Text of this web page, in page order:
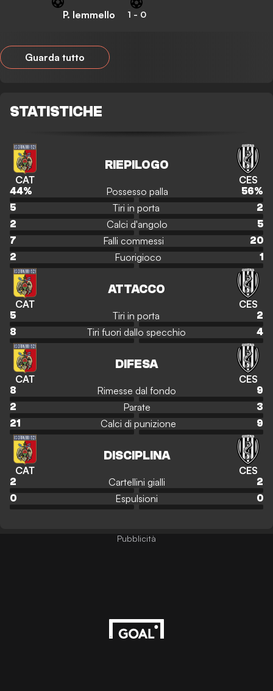
P. Iemmello 1 - 0
Guarda tutto
STATISTICHE
CAT
RIEPILOGO
CES
44% Possesso palla 56%
5
Tiri in porta
2
2
Calci d'angolo
5
7
Falli commessi
20
2
Fuorigioco 1
CAT
ATTACCO
CES
5 Tiri in porta
2
8
Tiri fuori dallo specchio 4
CAT
DIFESA
CES
8 Rimesse dal fondo
9
2
Parate
3
21
Calci di punizione 9
CAT
DISCIPLINA
CES
2 Cartellini gialli
2
0
Espulsioni 0
Pubblicità